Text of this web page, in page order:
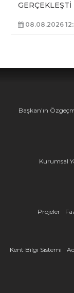
GERÇEKLEŞTİ
08.08.2026
Başkan'ın
Kurumsal
Projeler
Kent Bilgi Sistemi